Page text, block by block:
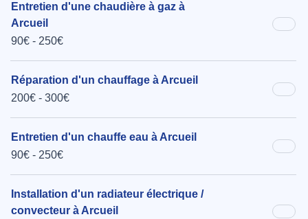
Entretien d'une chaudière à gaz à
Arcueil
90€ - 250€
Réparation d'un chauffage à Arcueil
200€ - 300€
Entretien d'un chauffe eau à Arcueil
90€ - 250€
Installation d'un radiateur électrique /
convecteur à Arcueil